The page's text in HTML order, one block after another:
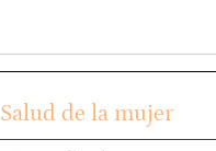
Salud de la mujer